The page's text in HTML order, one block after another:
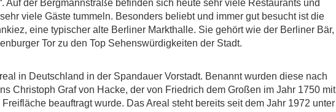
Auf der Bergmannstraße befinden sich heute sehr viele Restaurants und
viele Gäste tummeln. Besonders beliebt und immer gut besucht ist die
eine typischer alte Berliner Markthalle. Sie gehört wie der Berliner Bär,
Tor zu den Top Sehenswürdigkeiten der Stadt.
in Deutschland in der Spandauer Vorstadt. Benannt wurden diese nach
Christoph Graf von Hacke, der von Friedrich dem Großen im Jahr 1750 mit
beauftragt wurde. Das Areal steht bereits seit dem Jahr 1972 unter